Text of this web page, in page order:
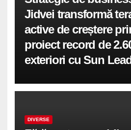
Jidvei transformă
active de creștere
proiect record de
exteriori cu Sun
DIVERSE